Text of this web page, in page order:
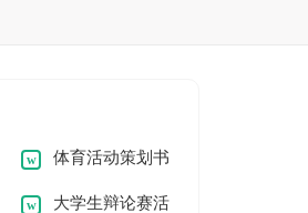
体育活动策划书
大学生辩论赛活